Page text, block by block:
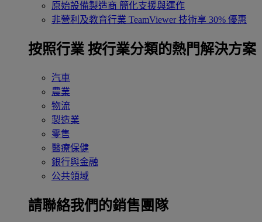
原始設備製造商 簡化支援與運作
非營利及教育行業 TeamViewer 技術享 30% 優惠
按照行業 按行業分類的熱門解決方案
汽車
農業
物流
製造業
零售
醫療保健
銀行與金融
公共領域
請聯絡我們的銷售團隊